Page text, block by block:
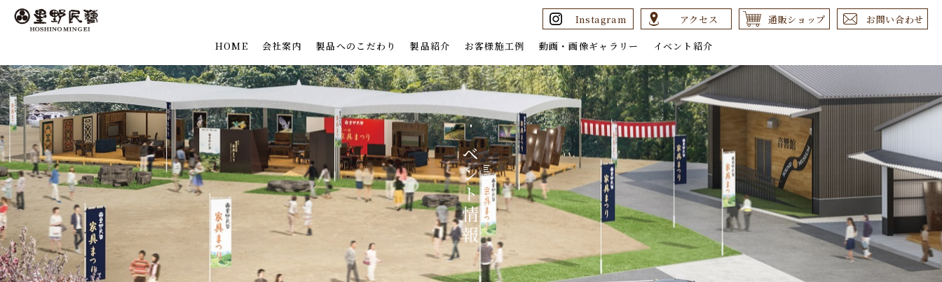
HOME
会社案内
理念
会社概要
沿革
ご挨拶
主宰者略歴
アクセス
製品へのこだわり
製品が完成するまで
アフターフォロー
製品紹介
八角炉
リビング＆ダイニング
ソファ
ベッド木殿
サイドボード・食器棚
その他の家具
組楽シリーズ
一枚板シリーズ 鳳凰
お客様施工例 動画・画像ギャラリー イベント紹介
Instagram アクセス お問い合わせ
通販ショップ
Information
イ
ベ
ン
ト
情
報